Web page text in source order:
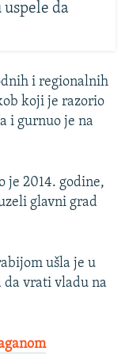
da
i regionalnih
koji je razorio
i gurnuo je na
je 2014. godine,
glavni grad
ušla je u
da vrati vladu na